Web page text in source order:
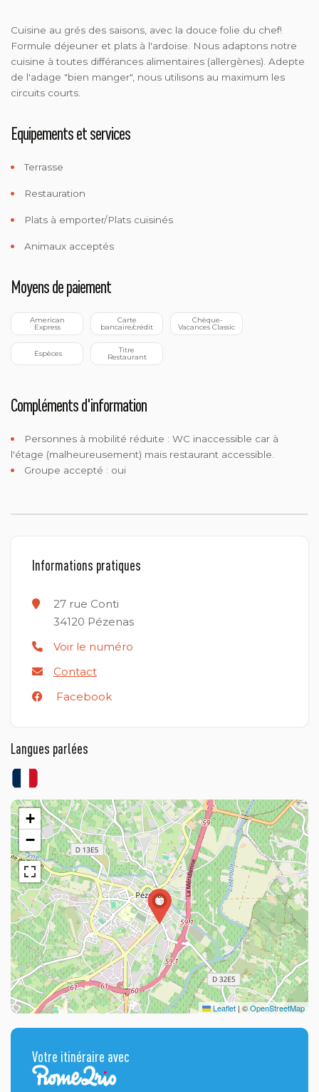
Cuisine au grés des saisons, avec la douce folie du chef!
Formule déjeuner et plats à l'ardoise. Nous adaptons notre
cuisine à toutes différances alimentaires (allergènes). Adepte
de l'adage "bien manger", nous utilisons au maximum les
circuits courts.
Equipements et services
Terrasse
Restauration
Plats à emporter/Plats cuisinés
Animaux acceptés
Moyens de paiement
Express bancaire/crédit Vacances Classic
Espèces Titre
Restaurant
Compléments d'information
Personnes à mobilité réduite : WC inaccessible car à
l'étage (malheureusement) mais restaurant accessible.
Groupe accepté : oui
Informations pratiques
27 rue Conti
34120 Pézenas
Voir le numéro
Contact
Facebook
Langues parlées
+
−
Leaflet|©OpenStreetMap
Votre itinéraire avec